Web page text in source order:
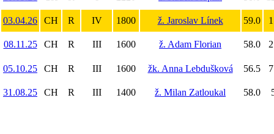
03.04.26 CH R IV 1800 ž. Jaroslav Línek 59.0
08.11.25 CH R III 1600 ž. Adam Florian 58.0
05.10.25 CH R III 1600 žk. Anna Lebdušková 56.5
31.08.25 CH R III 1400 ž. Milan Zatloukal 58.0